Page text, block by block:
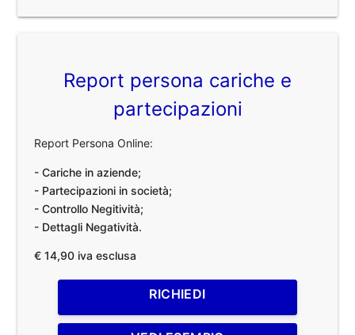
Report persona cariche e
partecipazioni
Report Persona Online:
- Cariche in aziende;
- Partecipazioni in società;
- Controllo Negitività;
- Dettagli Negatività.
€ 14,90 iva esclusa
RICHIEDI